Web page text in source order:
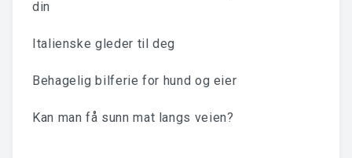
din
Italienske gleder til deg
Behagelig bilferie for hund og eier
Kan man få sunn mat langs veien?